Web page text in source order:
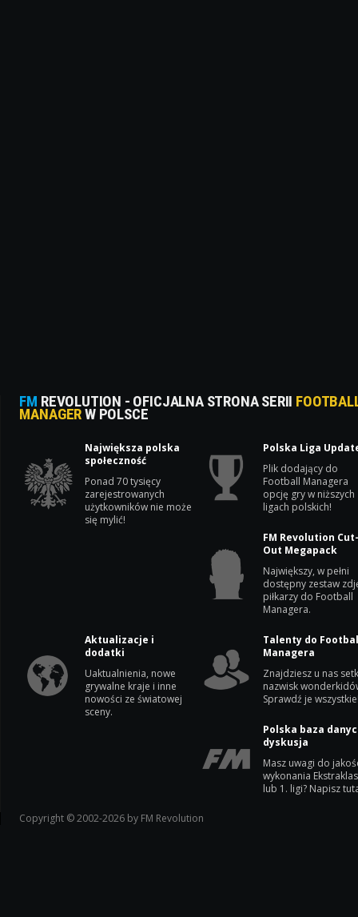
FM REVOLUTION - OFICJALNA STRONA SERII
MANAGERW POLSCE
Największa polska
społeczność
Ponad 70 tysięcy
zarejestrowanych
użytkowników nie może
się mylić!
Polska Liga
Plik dodający do
Football Managera
opcję gry w niższych
ligach polskich!
FM Revolution
Out Megapack
Największy, w pełni
dostępny zestaw
piłkarzy do Football
Managera.
Aktualizacje i
dodatki
Uaktualnienia, nowe
grywalne kraje i inne
nowości ze światowej
sceny.
Talenty do
Managera
Znajdziesz u nas
nazwisk
Sprawdź je
Polska baza
dyskusja
Masz uwagi do
wykonania
lub 1. ligi? Napisz
Copyright © 2002-2026 by FM Revolution